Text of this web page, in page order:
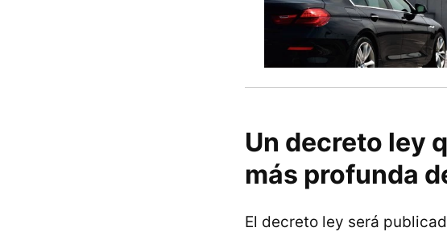
Un decreto ley
más profunda
El decreto ley será